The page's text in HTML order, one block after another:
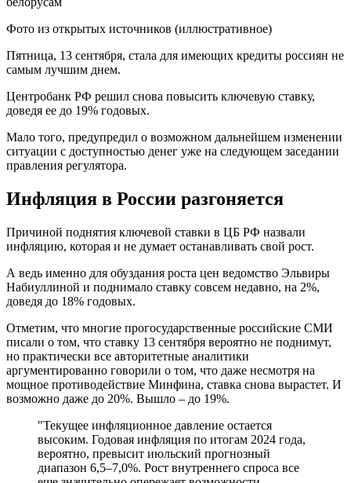
Фото из открытых источников (иллюстративное)
Пятница, 13 сентября, стала для имеющих кредиты россиян не
самым лучшим днем.
Центробанк РФ решил снова повысить ключевую ставку,
доведя ее до 19% годовых.
Мало того, предупредил о возможном дальнейшем изменении
ситуации с доступностью денег уже на следующем заседании
правления регулятора.
Инфляция в России разгоняется
Причиной поднятия ключевой ставки в ЦБ РФ назвали
инфляцию, которая и не думает останавливать свой рост.
А ведь именно для обуздания роста цен ведомство Эльвиры
Набиуллиной и поднимало ставку совсем недавно, на 2%,
доведя до 18% годовых.
Отметим, что многие прогосударственные российские СМИ
писали о том, что ставку 13 сентября вероятно не поднимут,
но практически все авторитетные аналитики
аргументированно говорили о том, что даже несмотря на
мощное противодействие Минфина, ставка снова вырастет. И
возможно даже до 20%. Вышло – до 19%.
"Текущее инфляционное давление остается
высоким. Годовая инфляция по итогам 2024 года,
вероятно, превысит июльский прогнозный
диапазон 6,5–7,0%. Рост внутреннего спроса все